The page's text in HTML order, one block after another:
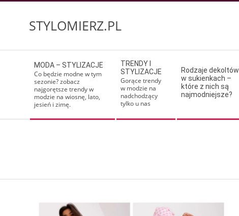
STYLOMIERZ.PL
Navigation
Menu
MODA – STYLIZACJE
Co będzie modne w tym
sezonie? zobacz
najgorętsze trendy w
modzie na wiosnę, lato,
jesień i zimę.
TRENDY I
STYLIZACJE
Gorące trendy
w modzie na
nadchodzący
tylko u nas
Rodzaje dekoltów
w sukienkach –
które z nich są
najmodniejsze?